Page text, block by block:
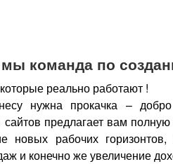
мы команда по
реально работают !
нужна прокачка –
сайтов предлагает вам
новых рабочих
и конечно же увеличение